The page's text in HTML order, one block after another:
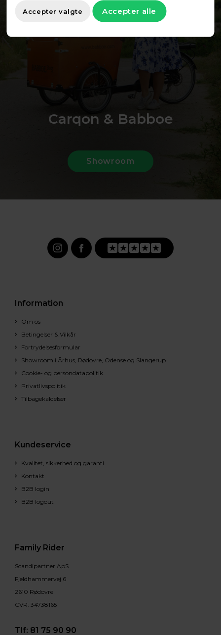
Carqon & Babboe
Showroom
Information
Om os
Betingelser & Vilkår
Fortrydelsesformular
Showroom i Århus, Rødovre, Odense og Slangerup
Cookie- og persondatapolitik
Privatlivspolitik
Tilbagekaldelser
Kundeservice
Kvalitet, sikkerhed og garanti
Kontakt
B2B login
B2B logout
Family Rider
Scandipartner ApS
Fjeldhammervej 6
2610 Rødovre
CVR: 34738165
Tlf: 81 75 90 90